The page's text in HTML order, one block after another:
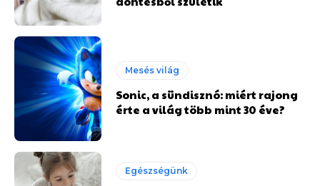
Mesés világ
Sonic, a sündisznó: miért rajong
érte a világ több mint 30 éve?
Egészségünk